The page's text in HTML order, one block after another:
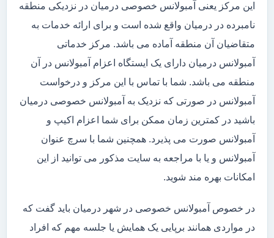
این مرکز یعنی آمبولانس خصوصی درمیان در نزدیکی منطقه
نامبرده در درمیان واقع شده است و برای ارائه خدمات به
متقاضیان آن منطقه آماده می باشد. مرکز خدماتی
آمبولانس درمیان دارای یک ایستگاه اعزام آمبولانس در آن
منطقه می باشد. شما با تماس با این مرکز و درخواست
آمبولانس در صورتی که نزدیک به آمبولانس خصوصی درمیان
باشید در کمترین زمان ممکن برای شما اعزام اکیپ و
آمبولانس صورت می پذیرد. همچنین شما با سرچ عنوان
آمبولانس و یا با مراجعه به سایت مذکور می توانید از این
امکانات بهره مند شوید.
در خصوص آمبولانس خصوصی در شهر درمیان باید گفت که
در مواردی همانند برپایی یک همایش یا جلسه مهم که افراد